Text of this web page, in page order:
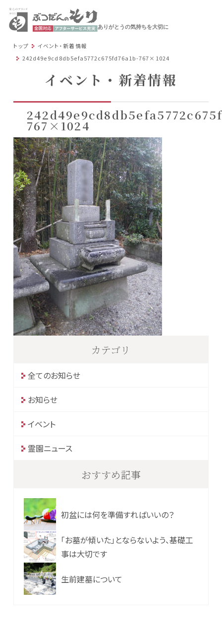
ありがとうの気持ちを大切に
トップ
イベント・新着情報
242d49e9cd8db5efa5772c675fd76a1b-767×1024
イベント・新着情報
767×1024
カテゴリ
全てのお知らせ
お知らせ
イベント
霊園ニュース
おすすめ記事
初盆には何を準備すればいいの？
「お墓が傾いた」とならないよう、基礎工
事は大切です
生前建墓について